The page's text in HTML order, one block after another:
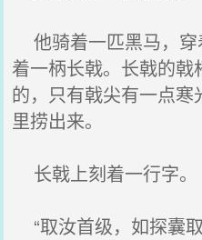
他骑着一匹黑马，穿
着一柄长戟。长戟的
的，只有戟尖有一点
里捞出来。
长戟上刻着一行字。
“取汝首级，如探囊